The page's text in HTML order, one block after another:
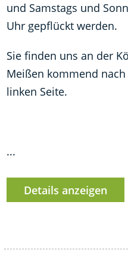
und Samstags und
Uhr gepflückt werden.
Sie finden uns an der
Meißen kommend
linken Seite.
...
Details anzeigen